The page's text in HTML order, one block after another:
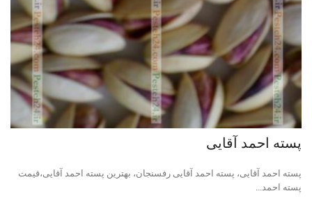
پسته احمد آقایی
پسته احمد آقایی، پسته احمد آقایی رفسنجان، بهترین پسته احمد آقایی،قیمت
پسته احمد...